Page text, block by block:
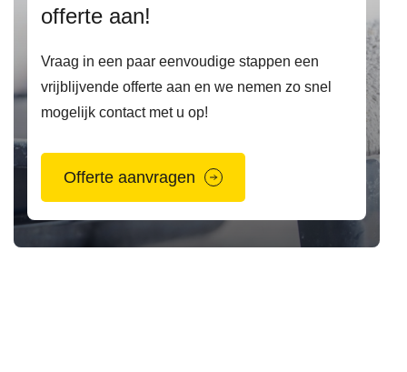
offerte aan!
Vraag in een paar eenvoudige stappen een
vrijblijvende offerte aan en we nemen zo snel
mogelijk contact met u op!
Offerte aanvragen